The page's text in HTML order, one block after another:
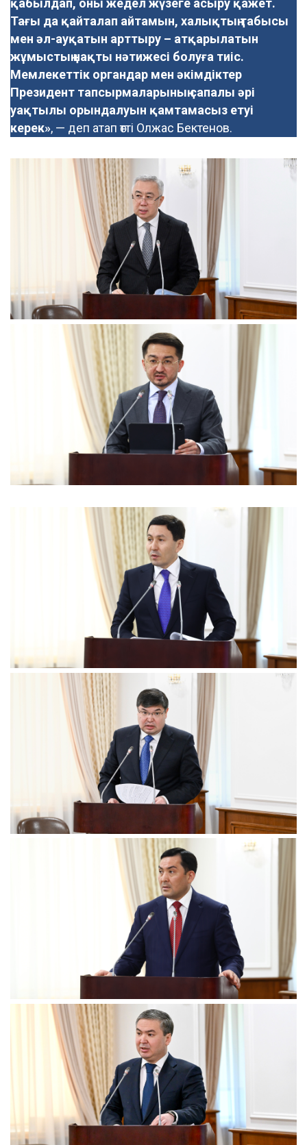
Тағы да қайталап айтамын, халықтың табысы
мен әл-ауқатын арттыру – атқарылатын
жұмыстың нақты нәтижесі болуға тиіс.
Мемлекеттік органдар мен әкімдіктер
Президент тапсырмаларының сапалы әрі
уақтылы орындалуын қамтамасыз етуі
керек», — деп атап өтті Олжас Бектенов.